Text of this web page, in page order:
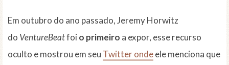
Em outubro do ano passado, Jeremy Horwitz
do VentureBeatfoio primeiro a expor, esse recurso
oculto e mostrou em seu Twitter ondeele menciona que